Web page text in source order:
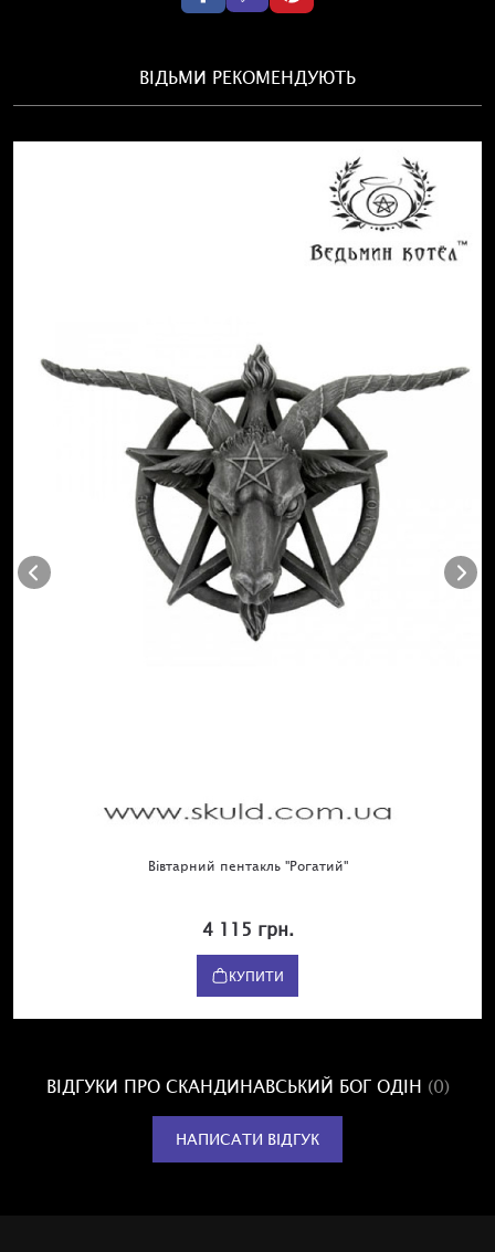
ВІДЬМИ РЕКОМЕНДУЮТЬ
Вівтарний пентакль "Рогатий"
4 115 грн.
КУПИТИ
ВІДГУКИ ПРО СКАНДИНАВСЬКИЙ БОГ ОДІН (0)
НАПИСАТИ ВІДГУК